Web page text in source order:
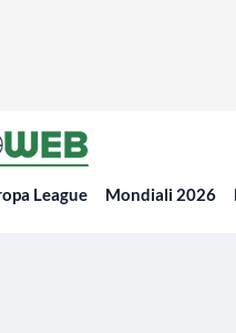
League Mondiali 2026